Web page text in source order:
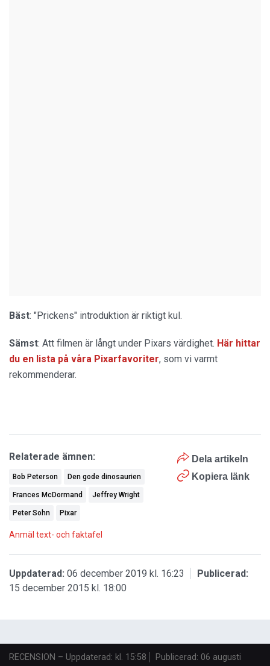
Bäst: "Prickens" introduktion är riktigt kul.
Sämst: Att filmen är långt under Pixars värdighet. Här hittar
du en lista på våra Pixarfavoriter, som vi varmt
rekommenderar.
Dela artikeln
Kopiera länk
Relaterade ämnen:
Bob Peterson Den gode dinosaurien
Frances McDormand Jeffrey Wright
Peter Sohn Pixar
Anmäl text- och faktafel
Uppdaterad: 06 december 2019 kl. 16:23
Publicerad:
15 december 2015 kl. 18:00
RECENSION – Uppdaterad: kl. 15:58 Publicerad: 06 augusti